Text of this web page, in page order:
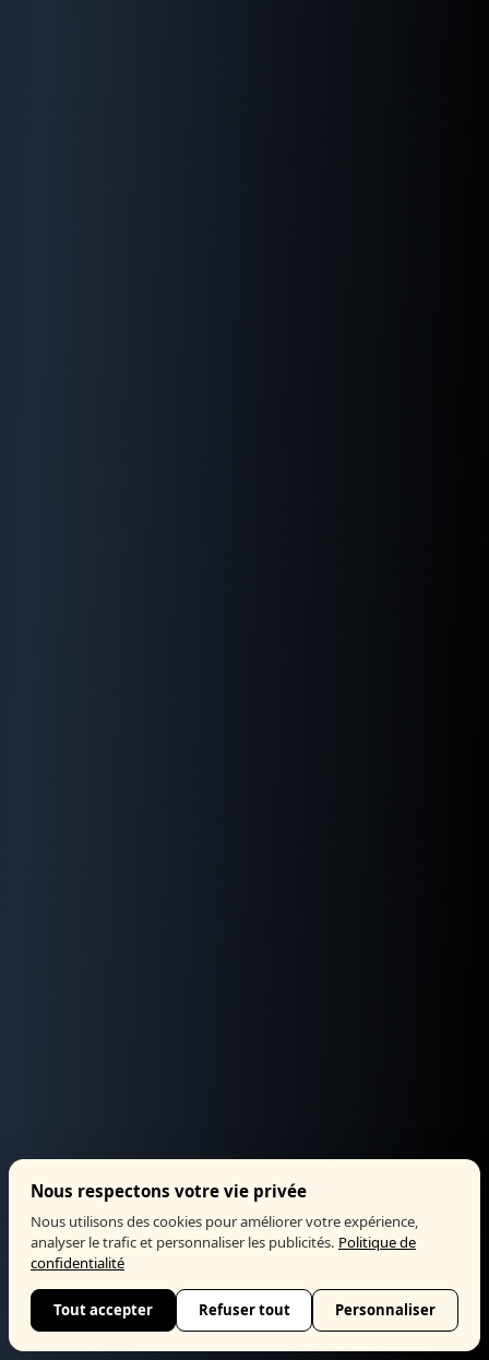
Nous respectons votre vie privée
Nous utilisons des cookies pour améliorer votre expérience,
analyser le trafic et personnaliser les publicités. Politique de
confidentialité
Tout accepter Refuser tout Personnaliser